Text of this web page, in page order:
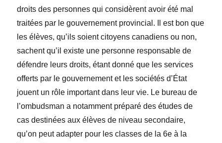
droits des personnes qui considèrent avoir été mal
traitées par le gouvernement provincial. Il est bon que
les élèves, qu’ils soient citoyens canadiens ou non,
sachent qu’il existe une personne responsable de
défendre leurs droits, étant donné que les services
offerts par le gouvernement et les sociétés d’État
jouent un rôle important dans leur vie. Le bureau de
l’ombudsman a notamment préparé des études de
cas destinées aux élèves de niveau secondaire,
qu’on peut adapter pour les classes de la 6e à la